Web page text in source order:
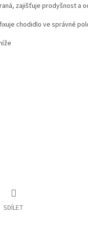
zajišťuje prodyšnost a
chodidlo ve správné
SDÍLET